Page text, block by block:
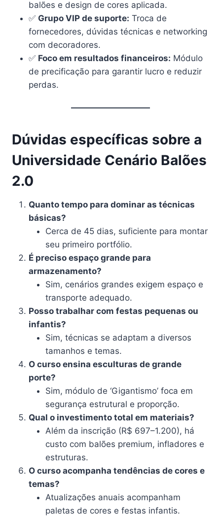
balões e design de cores aplicada.
✅ Grupo VIP de suporte: Troca de
fornecedores, dúvidas técnicas e networking
com decoradores.
✅ Foco em resultados financeiros: Módulo
de precificação para garantir lucro e reduzir
perdas.
Dúvidas específicas sobre a
Universidade Cenário Balões
2.0
Quanto tempo para dominar as técnicas
básicas?
Cerca de 45 dias, suficiente para montar
seu primeiro portfólio.
É preciso espaço grande para
armazenamento?
Sim, cenários grandes exigem espaço e
transporte adequado.
Posso trabalhar com festas pequenas ou
infantis?
Sim, técnicas se adaptam a diversos
tamanhos e temas.
O curso ensina esculturas de grande
porte?
Sim, módulo de ‘Gigantismo’ foca em
segurança estrutural e proporção.
Qual o investimento total em materiais?
Além da inscrição (R$ 697–1.200), há
custo com balões premium, infladores e
estruturas.
O curso acompanha tendências de cores e
temas?
Atualizações anuais acompanham
paletas de cores e festas infantis.